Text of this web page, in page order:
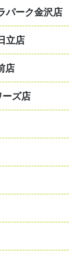
パーク金沢店
立店
店
ズ店